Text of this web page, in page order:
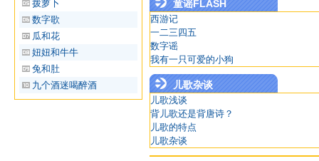
拨萝卜
数字歌
瓜和花
妞妞和牛牛
兔和肚
九个酒迷喝醉酒
童谣FLASH
西游记
一二三四五
数字谣
我有一只可爱的小狗
儿歌杂谈
儿歌浅谈
背儿歌还是背唐诗？
儿歌的特点
儿歌杂谈